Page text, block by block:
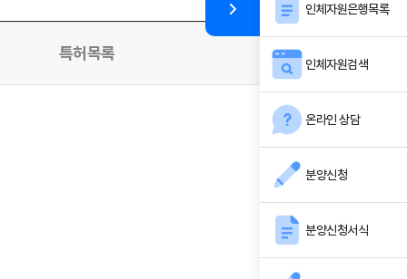
특허목록
인체자원은행목록
인체자원검색
온라인 상담
분양신청
분양신청서식